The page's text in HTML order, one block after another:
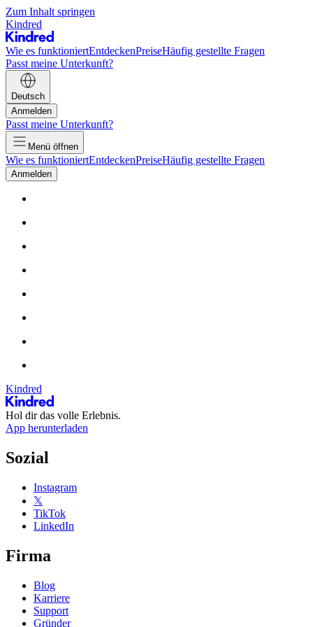
Zum Inhalt springen
Kindred
Wie es funktioniertEntdeckenPreiseHäufig gestellte Fragen
Passt meine Unterkunft?
Deutsch
Anmelden
Passt meine Unterkunft?
Menü öffnen
Wie es funktioniertEntdeckenPreiseHäufig gestellte Fragen
Anmelden
Kindred
Hol dir das volle Erlebnis.
App herunterladen
Sozial
Instagram
𝕏
TikTok
LinkedIn
Firma
Blog
Karriere
Support
Gründer